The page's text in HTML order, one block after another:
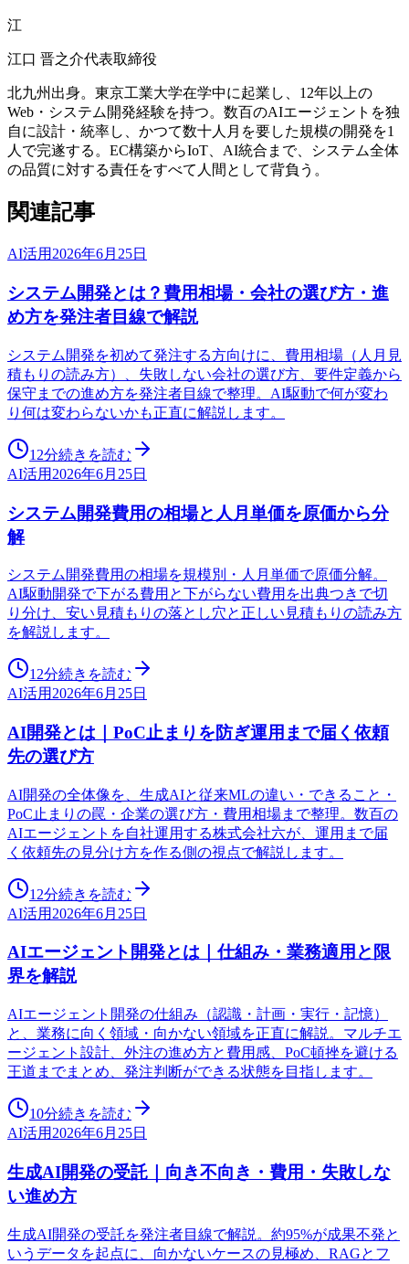
江
江口 晋之介代表取締役
北九州出身。東京工業大学在学中に起業し、12年以上の
Web・システム開発経験を持つ。数百のAIエージェントを独
自に設計・統率し、かつて数十人月を要した規模の開発を1
人で完遂する。EC構築からIoT、AI統合まで、システム全体
の品質に対する責任をすべて人間として背負う。
関連記事
AI活用 2026年6月25日
システム開発とは？費用相場・会社の選び方・進
め方を発注者目線で解説
システム開発を初めて発注する方向けに、費用相場（人月見
積もりの読み方）、失敗しない会社の選び方、要件定義から
保守までの進め方を発注者目線で整理。AI駆動で何が変わ
り何は変わらないかも正直に解説します。
12分続きを読む
AI活用 2026年6月25日
システム開発費用の相場と人月単価を原価から分
解
システム開発費用の相場を規模別・人月単価で原価分解。
AI駆動開発で下がる費用と下がらない費用を出典つきで切
り分け、安い見積もりの落とし穴と正しい見積もりの読み方
を解説します。
12分続きを読む
AI活用 2026年6月25日
AI開発とは｜PoC止まりを防ぎ運用まで届く依頼
先の選び方
AI開発の全体像を、生成AIと従来MLの違い・できること・
PoC止まりの罠・企業の選び方・費用相場まで整理。数百の
AIエージェントを自社運用する株式会社六が、運用まで届
く依頼先の見分け方を作る側の視点で解説します。
12分続きを読む
AI活用 2026年6月25日
AIエージェント開発とは｜仕組み・業務適用と限
界を解説
AIエージェント開発の仕組み（認識・計画・実行・記憶）
と、業務に向く領域・向かない領域を正直に解説。マルチエ
ージェント設計、外注の進め方と費用感、PoC頓挫を避ける
王道までまとめ、発注判断ができる状態を目指します。
10分続きを読む
AI活用 2026年6月25日
生成AI開発の受託｜向き不向き・費用・失敗しな
い進め方
生成AI開発の受託を発注者目線で解説。約95%が成果不発と
いうデータを起点に、向かないケースの見極め、RAGとフ